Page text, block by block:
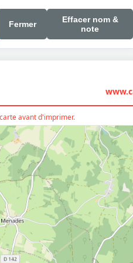
Fermer
Effacer nom &
note
avant d'imprimer.